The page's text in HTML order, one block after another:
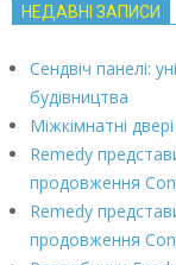
НЕДАВНІ ЗАПИСИ
Сендвіч панелі:
будівництва
Міжкімнатні
Remedy
продовження
Remedy
продовження